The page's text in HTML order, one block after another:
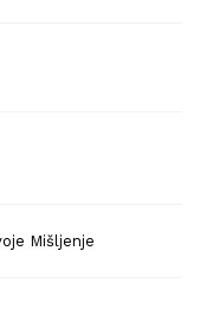
Mišljenje